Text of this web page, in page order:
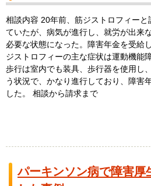
相談内容 20年前、筋ジストロフィー
ていたが、病気が進行し、就労が出来
必要な状態になった。障害年金を受給
ジストロフィーの主な症状は運動機能
歩行は室内でも装具、歩行器を使用し
う状況で、かなり進行しており、障害
した。 相談から請求まで
パーキンソン病で障害厚